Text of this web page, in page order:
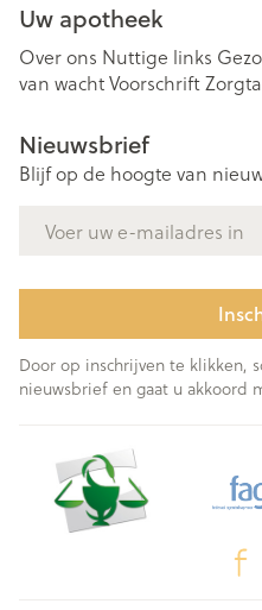
Uw apotheek
Over ons Nuttige links
van wachtVoorschrift
Nieuwsbrief
Blijf op de hoogte van
Door op inschrijven te klikken,
nieuwsbrief en gaat u akkoord